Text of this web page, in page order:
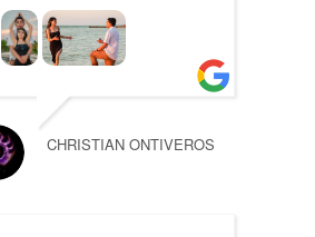
CHRISTIAN ONTIVEROS